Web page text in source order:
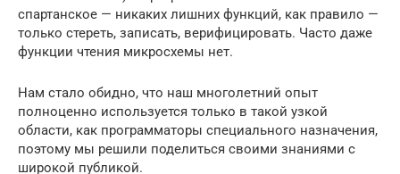
спартанское — никаких лишних функций, как правило —
только стереть, записать, верифицировать. Часто даже
функции чтения микросхемы нет.
Нам стало обидно, что наш многолетний опыт
полноценно используется только в такой узкой
области, как программаторы специального назначения,
поэтому мы решили поделиться своими знаниями с
широкой публикой.